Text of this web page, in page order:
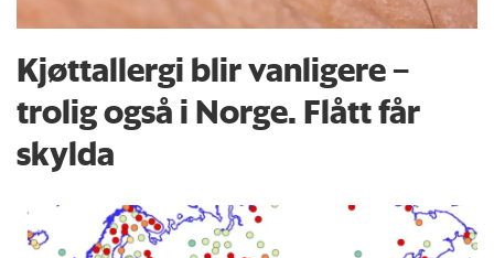
Kjøttallergi blir vanligere –
trolig også i Norge. Flått får
skylda